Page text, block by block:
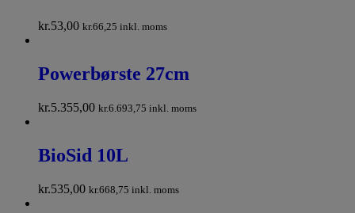
kr.53,00 kr.66,25 inkl. moms
Powerbørste 27cm
kr.5.355,00 kr.6.693,75 inkl. moms
BioSid 10L
kr.535,00 kr.668,75 inkl. moms